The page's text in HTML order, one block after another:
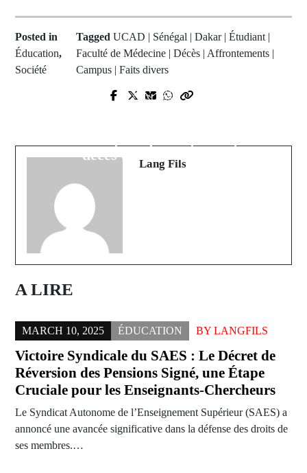
Posted in
Éducation,
Société
Tagged UCAD | Sénégal | Dakar | Étudiant |
Faculté de Médecine | Décès | Affrontements |
Campus | Faits divers
Prev Post
réouverture des restaurants
Next Post
décès d’Abdoulaye Ba
Lang Fils
A LIRE
MARCH 10, 2025 ÉDUCATION BY LANGFILS
Victoire Syndicale du SAES : Le Décret de
Réversion des Pensions Signé, une Étape
Cruciale pour les Enseignants-Chercheurs
Le Syndicat Autonome de l’Enseignement Supérieur (SAES) a
annoncé une avancée significative dans la défense des droits de
ses membres.…